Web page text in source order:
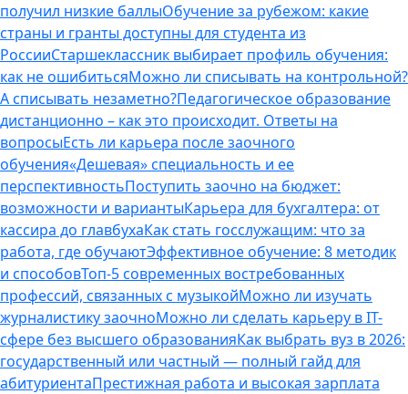
получил низкие баллыОбучение за рубежом: какие
страны и гранты доступны для студента из
РоссииСтаршеклассник выбирает профиль обучения:
как не ошибитьсяМожно ли списывать на контрольной?
А списывать незаметно?Педагогическое образование
дистанционно – как это происходит. Ответы на
вопросыЕсть ли карьера после заочного
обучения«Дешевая» специальность и ее
перспективностьПоступить заочно на бюджет:
возможности и вариантыКарьера для бухгалтера: от
кассира до главбухаКак стать госслужащим: что за
работа, где обучаютЭффективное обучение: 8 методик
и способовТоп-5 современных востребованных
профессий, связанных с музыкойМожно ли изучать
журналистику заочноМожно ли сделать карьеру в IT-
сфере без высшего образованияКак выбрать вуз в 2026:
государственный или частный — полный гайд для
абитуриентаПрестижная работа и высокая зарплата